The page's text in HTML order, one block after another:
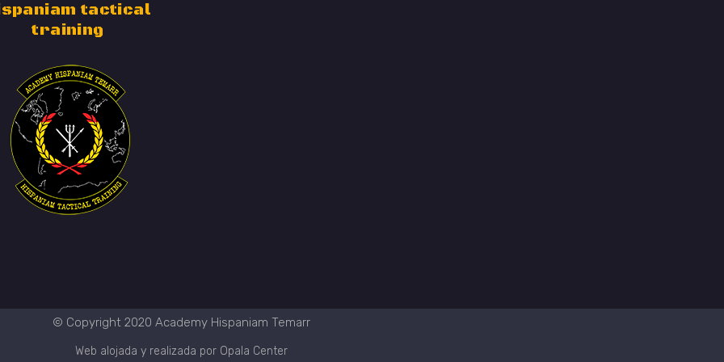
tactical
training
© Copyright 2020 Academy Hispaniam Temarr
Web alojada y realizada por Opala Center